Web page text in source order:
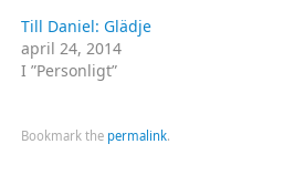
Till Daniel: Glädje
april 24, 2014
I ”Personligt”
Bookmark the permalink.